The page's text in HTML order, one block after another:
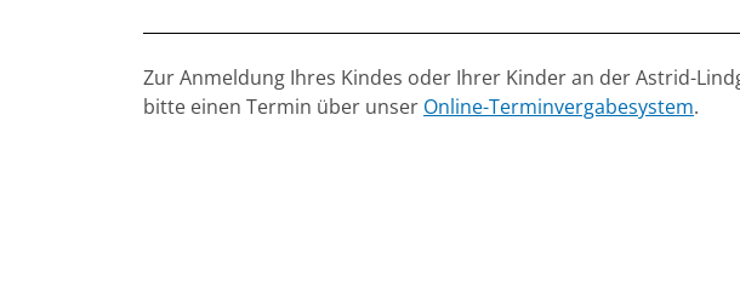
FAQ
Beschreibung
Zur Anmeldung Ihres Kindes oder Ihrer Kinder an der Astrid-
bitte einen Termin über unser Online-Terminvergabesystem.